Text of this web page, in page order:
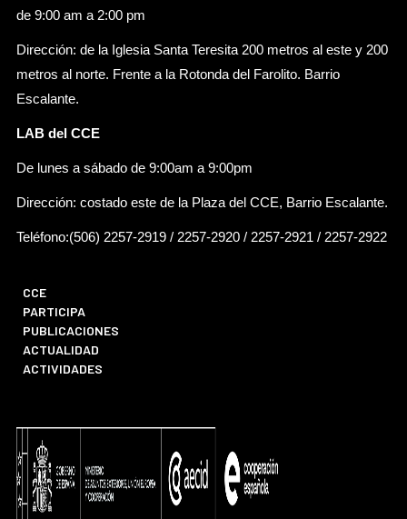
de 9:00 am a 2:00 pm
Dirección: de la Iglesia Santa Teresita 200 metros al este y 200
metros al norte. Frente a la Rotonda del Farolito. Barrio
Escalante.
LAB del CCE
De lunes a sábado de 9:00am a 9:00pm
Dirección: costado este de la Plaza del CCE, Barrio Escalante.
Teléfono:(506) 2257-2919 / 2257-2920 / 2257-2921 / 2257-2922
CCE
PARTICIPA
PUBLICACIONES
ACTUALIDAD
ACTIVIDADES